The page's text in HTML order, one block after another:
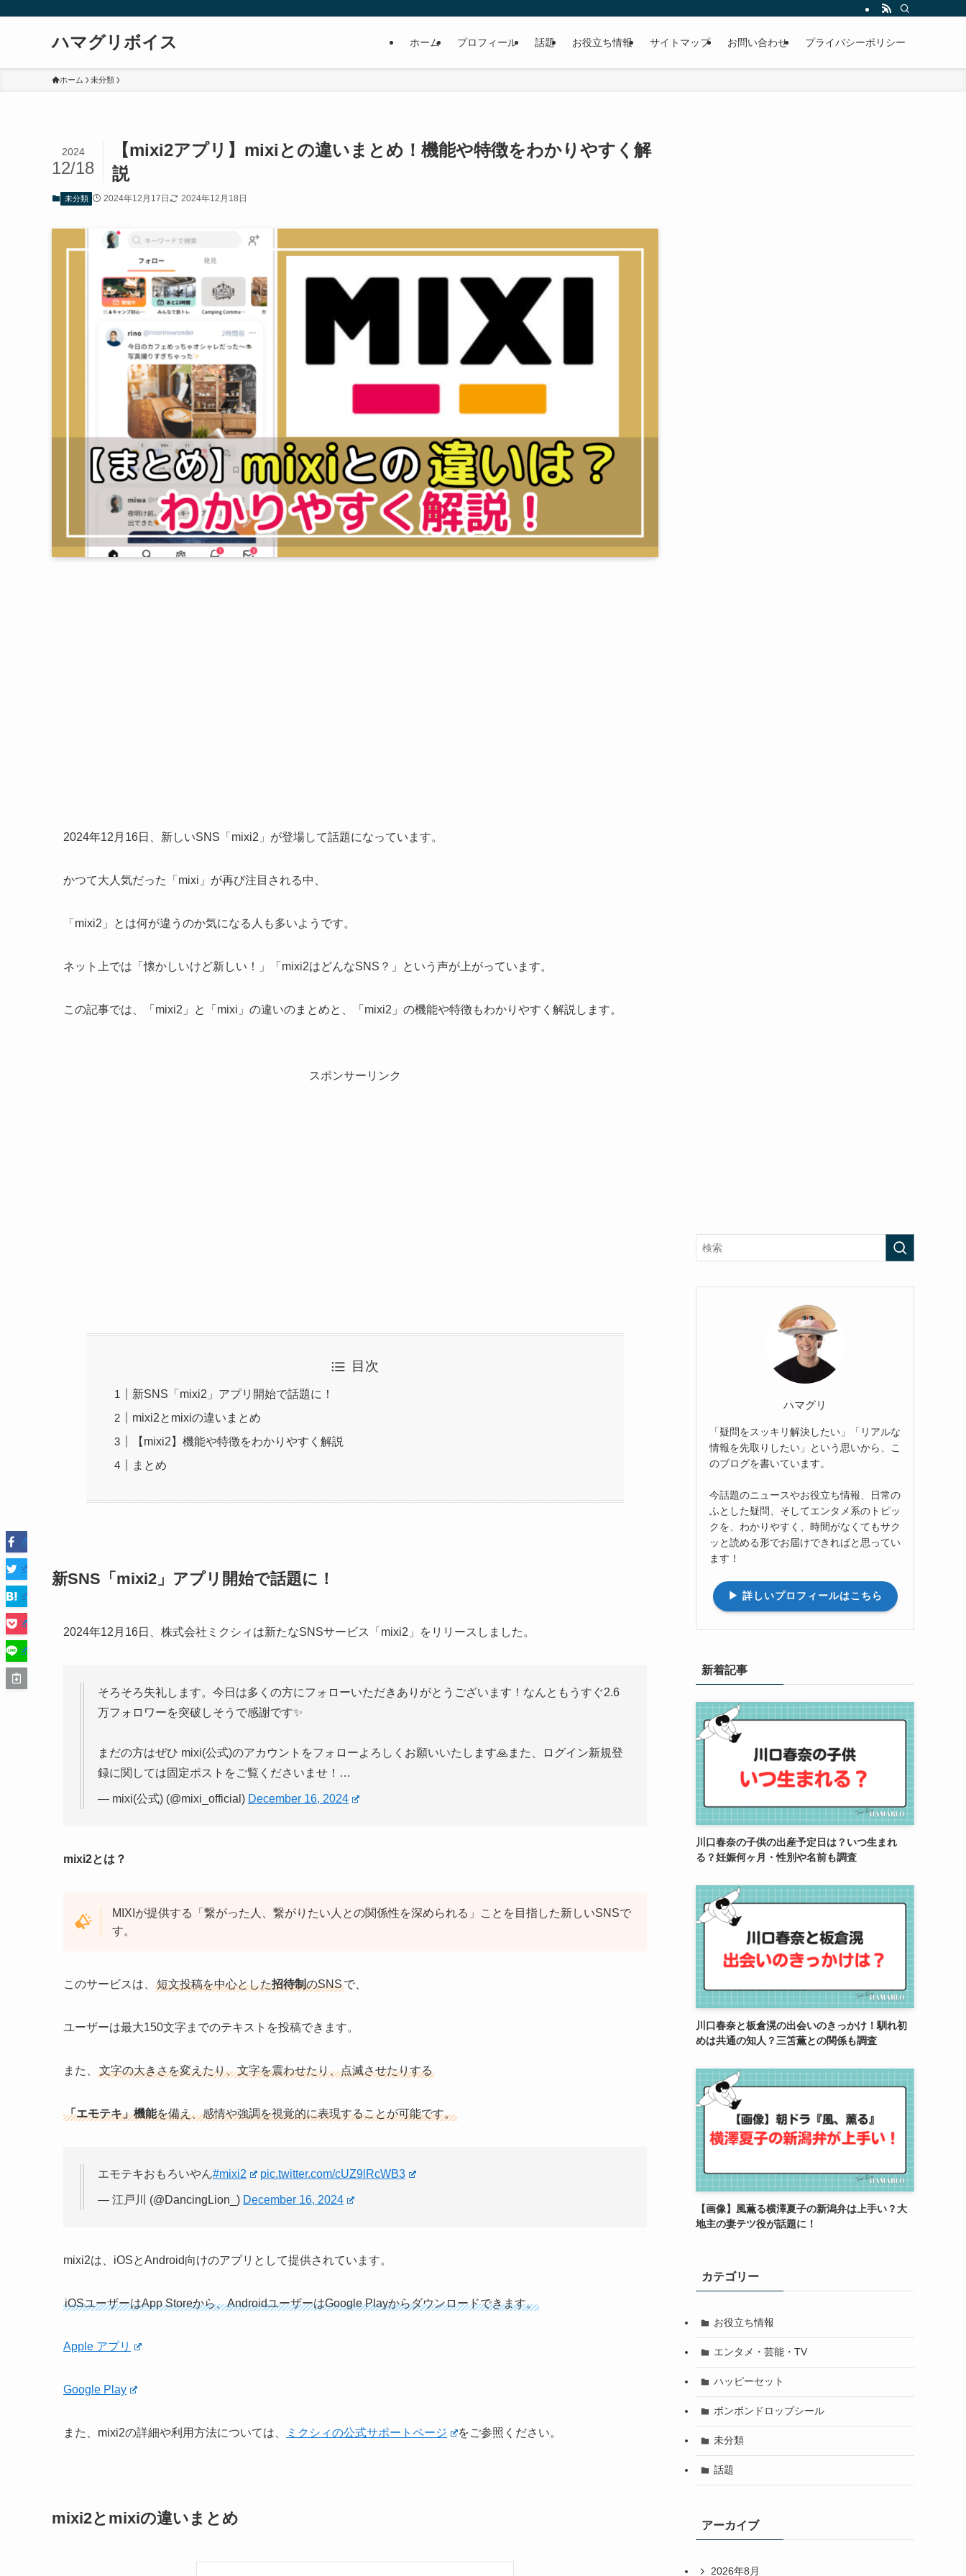
ハマグリボイス ホーム プロフィール 話題 お役立ち情報 サイトマップ お問い合わせ プライバシーポリシー
ホーム 未分類
【mixi2アプリ】mixiとの違いまとめ！機能や特徴をわかりやすく解
説
2024
12/18
未分類 2024年12月17日 2024年12月18日
2024年12月16日、新しいSNS「mixi2」が登場して話題になっています。
かつて大人気だった「mixi」が再び注目される中、
「mixi2」とは何が違うのか気になる人も多いようです。
ネット上では「懐かしいけど新しい！」「mixi2はどんなSNS？」という声が上がっています。
この記事では、「mixi2」と「mixi」の違いのまとめと、「mixi2」の機能や特徴もわかりやすく解説します。
スポンサーリンク
目次
新SNS「mixi2」アプリ開始で話題に！
mixi2とmixiの違いまとめ
【mixi2】機能や特徴をわかりやすく解説
まとめ
新SNS「mixi2」アプリ開始で話題に！
2024年12月16日、株式会社ミクシィは新たなSNSサービス「mixi2」をリリースしました。
そろそろ失礼します。今日は多くの方にフォローいただきありがとうございます！なんともうすぐ2.6
万フォロワーを突破しそうで感謝です✨
まだの方はぜひ mixi(公式)のアカウントをフォローよろしくお願いいたします🙏また、ログイン新規登
録に関しては固定ポストをご覧くださいませ！…
— mixi(公式) (@mixi_official) December 16, 2024
mixi2とは？
MIXIが提供する「繋がった人、繋がりたい人との関係性を深められる」ことを目指した新しいSNSで
す。
このサービスは、 短文投稿を中心とした招待制のSNSで、
ユーザーは最大150文字までのテキストを投稿できます。
また、 文字の大きさを変えたり、文字を震わせたり、点滅させたりする
「エモテキ」機能を備え、感情や強調を視覚的に表現することが可能です。
エモテキおもろいやん#mixi2 pic.twitter.com/cUZ9lRcWB3
— 江戸川 (@DancingLion_) December 16, 2024
mixi2は、iOSとAndroid向けのアプリとして提供されています。
iOSユーザーはApp Storeから、AndroidユーザーはGoogle Playからダウンロードできます。
Apple アプリ
Google Play
また、mixi2の詳細や利用方法については、 ミクシィの公式サポートページ をご参照ください。
mixi2とmixiの違いまとめ
ハマグリ
「疑問をスッキリ解決したい」「リアルな
情報を先取りしたい」という思いから、こ
のブログを書いています。
今話題のニュースやお役立ち情報、日常の
ふとした疑問、そしてエンタメ系のトピッ
クを、わかりやすく、時間がなくてもサク
ッと読める形でお届けできればと思ってい
ます！
▶︎ 詳しいプロフィールはこちら
新着記事
川口春奈の子供の出産予定日は？いつ生まれ
る？妊娠何ヶ月・性別や名前も調査
川口春奈と板倉滉の出会いのきっかけ！馴れ初
めは共通の知人？三笘薫との関係も調査
【画像】風薫る横澤夏子の新潟弁は上手い？大
地主の妻テツ役が話題に！
カテゴリー
お役立ち情報
エンタメ・芸能・TV
ハッピーセット
ボンボンドロップシール
未分類
話題
アーカイブ
2026年8月